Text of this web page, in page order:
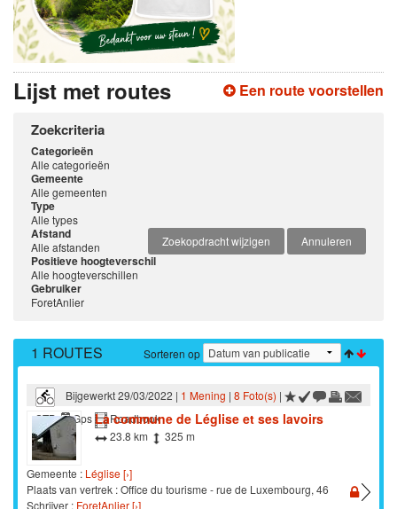
Een route voorstellen
Lijst met routes
Zoekcriteria
Categorieën
Alle categorieën
Gemeente
Alle gemeenten
Type
Alle types
Zoekopdracht wijzigen
Annuleren
Afstand
Alle afstanden
Positieve hoogteverschil
Alle hoogteverschillen
Gebruiker
ForetAnlier
Sorteren op
1 ROUTES
Bijgewerkt 29/03/2022 | 1 Mening | 8 Foto(s) |
STB
Gps Roadbook
La commune de Léglise et ses lavoirs
23.8 km 325 m
Gemeente : Léglise [›]
Plaats van vertrek : Office du tourisme - rue de Luxembourg, 46
Schrijver : ForetAnlier [›]